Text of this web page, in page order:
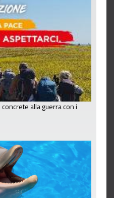
alla guerra con i